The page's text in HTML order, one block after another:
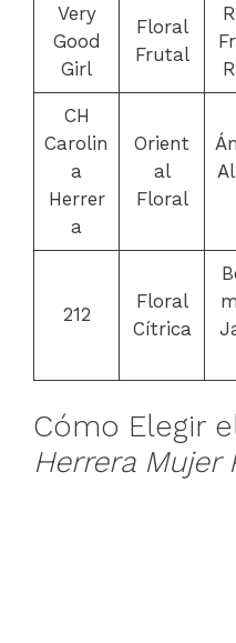
Very
Good
Girl
Floral
Frutal
CH
Carolin
a
Herrer
a
Orient
al
Floral
212
Floral
Cítrica
Cómo Elegir
Herrera Mujer